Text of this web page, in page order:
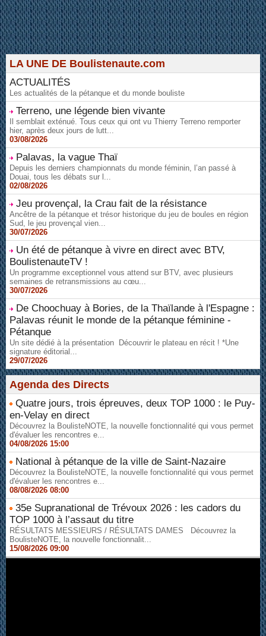
LA UNE DE Boulistenaute.com
ACTUALITÉS
Les actualités de la pétanque et du monde bouliste
Terreno, une légende bien vivante
Il semblait exténué. Tous ceux qui ont vu Thierry Terreno remporter
hier, après deux jours de lutt...
03/08/2026
Palavas, la vague Thaï
Depuis les derniers championnats du monde féminin, l’an passé à
Douai, tous les débats sur l...
02/08/2026
Jeu provençal, la Crau fait de la résistance
Ancêtre de la pétanque et trésor historique du jeu de boules en région
Sud, le jeu provençal vien...
30/07/2026
Un été de pétanque à vivre en direct avec BTV,
BoulistenauteTV !
Un programme exceptionnel vous attend sur BTV, avec plusieurs
semaines de retransmissions au cœu...
30/07/2026
De Choochuay à Bories, de la Thaïlande à l'Espagne :
Palavas réunit le monde de la pétanque féminine -
Pétanque
Un site dédié à la présentation Découvrir le plateau en récit ! *Une
signature éditorial...
29/07/2026
Agenda des Directs
Quatre jours, trois épreuves, deux TOP 1000 : le Puy-
en-Velay en direct
Découvrez la BoulisteNOTE, la nouvelle fonctionnalité qui vous permet
d'évaluer les rencontres e...
04/08/2026 15:00
National à pétanque de la ville de Saint-Nazaire
Découvrez la BoulisteNOTE, la nouvelle fonctionnalité qui vous permet
d'évaluer les rencontres e...
08/08/2026 08:00
35e Supranational de Trévoux 2026 : les cadors du
TOP 1000 à l’assaut du titre
RÉSULTATS MESSIEURS / RÉSULTATS DAMES Découvrez la
BoulisteNOTE, la nouvelle fonctionnalit...
15/08/2026 09:00